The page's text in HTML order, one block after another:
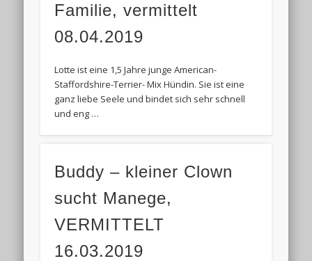
Familie, vermittelt
08.04.2019
Lotte ist eine 1,5 Jahre junge American-
Staffordshire-Terrier- Mix Hündin. Sie ist eine
ganz liebe Seele und bindet sich sehr schnell
und eng …
Buddy – kleiner Clown
sucht Manege,
VERMITTELT
16.03.2019